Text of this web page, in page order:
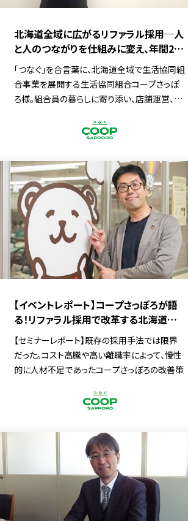
北海道全域に広がるリファラル採用─人
と人のつながりを仕組みに変え、年間200
名採用を実現
「つなぐ」を合言葉に、北海道全域で生活協同組
合事業を展開する生活協同組合コープさっぽ
ろ様。組合員の暮らしに寄り添い、店舗運営、宅
て支援といった多岐にわたる事業を展開してい
【イベントレポート】コープさっぽろが語
る！リファラル採用で改革する北海道郊
外エリアの人材獲得
【セミナーレポート】既存の採用手法では限界
だった。コスト高騰や高い離職率によって、慢性
的に人材不足であったコープさっぽろの改善策